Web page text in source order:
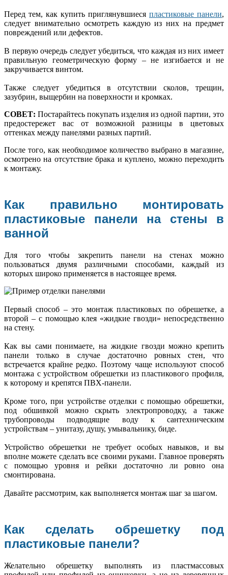
Перед тем, как купить приглянувшиеся пластиковые панели,
следует внимательно осмотреть каждую из них на предмет
повреждений или дефектов.
В первую очередь следует убедиться, что каждая из них имеет
правильную геометрическую форму – не изгибается и не
закручивается винтом.
Также следует убедиться в отсутствии сколов, трещин,
зазубрин, выщербин на поверхности и кромках.
СОВЕТ: Постарайтесь покупать изделия из одной партии, это
предостережет вас от возможной разницы в цветовых
оттенках между панелями разных партий.
После того, как необходимое количество выбрано в магазине,
осмотрено на отсутствие брака и куплено, можно переходить
к монтажу.
Как правильно монтировать
пластиковые панели на стены в
ванной
Для того чтобы закрепить панели на стенах можно
пользоваться двумя различными способами, каждый из
которых широко применяется в настоящее время.
Первый способ – это монтаж пластиковых по обрешетке, а
второй – с помощью клея «жидкие гвозди» непосредственно
на стену.
Как вы сами понимаете, на жидкие гвозди можно крепить
панели только в случае достаточно ровных стен, что
встречается крайне редко. Поэтому чаще используют способ
монтажа с устройством обрешетки из пластикового профиля,
к которому и крепятся ПВХ-панели.
Кроме того, при устройстве отделки с помощью обрешетки,
под обшивкой можно скрыть электропроводку, а также
трубопроводы подводящие воду к сантехническим
устройствам – унитазу, душу, умывальнику, биде.
Устройство обрешетки не требует особых навыков, и вы
вполне можете сделать все своими руками. Главное проверять
с помощью уровня и рейки достаточно ли ровно она
смонтирована.
Давайте рассмотрим, как выполняется монтаж шаг за шагом.
Как сделать обрешетку под
пластиковые панели?
Желательно обрешетку выполнять из пластмассовых